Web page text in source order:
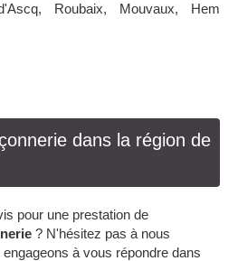
Roubaix, Mouvaux, Hem
dans la région de
pour une prestation de
? N'hésitez pas à nous
à vous répondre dans